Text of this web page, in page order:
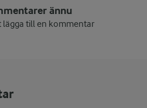
ännu
lägga till en kommentar